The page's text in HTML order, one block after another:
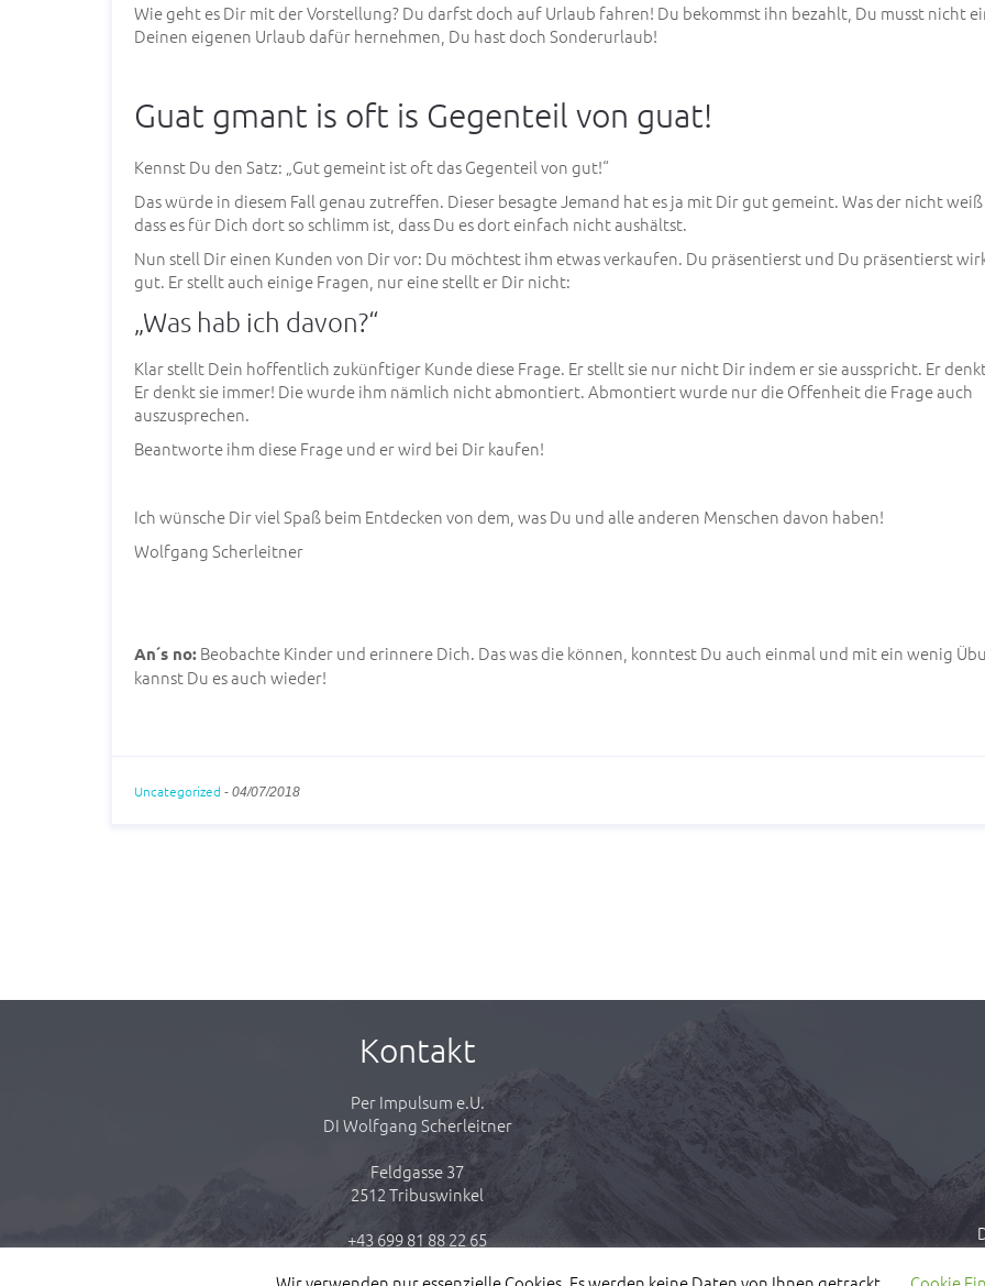
Wie geht es Dir mit der Vorstellung? Du darfst doch auf Urlaub fahren! Du bekommst ihn bezahlt, Du musst nicht
Deinen eigenen Urlaub dafür hernehmen, Du hast doch Sonderurlaub!
Guat gmant is oft is Gegenteil von guat!
Kennst Du den Satz: „Gut gemeint ist oft das Gegenteil von gut!“
Das würde in diesem Fall genau zutreffen. Dieser besagte Jemand hat es ja mit Dir gut gemeint. Was der nicht weiß
dass es für Dich dort so schlimm ist, dass Du es dort einfach nicht aushältst.
Nun stell Dir einen Kunden von Dir vor: Du möchtest ihm etwas verkaufen. Du präsentierst und Du präsentierst
gut. Er stellt auch einige Fragen, nur eine stellt er Dir nicht:
„Was hab ich davon?“
Klar stellt Dein hoffentlich zukünftiger Kunde diese Frage. Er stellt sie nur nicht Dir indem er sie ausspricht. Er
Er denkt sie immer! Die wurde ihm nämlich nicht abmontiert. Abmontiert wurde nur die Offenheit die Frage auch
auszusprechen.
Beantworte ihm diese Frage und er wird bei Dir kaufen!
Ich wünsche Dir viel Spaß beim Entdecken von dem, was Du und alle anderen Menschen davon haben!
Wolfgang Scherleitner
An´s no: Beobachte Kinder und erinnere Dich. Das was die können, konntest Du auch einmal und mit ein wenig
kannst Du es auch wieder!
Uncategorized - 04/07/2018
Kontakt
Per Impulsum e.U.
DI Wolfgang Scherleitner
Feldgasse 37
2512 Tribuswinkel
+43 699 81 88 22 65